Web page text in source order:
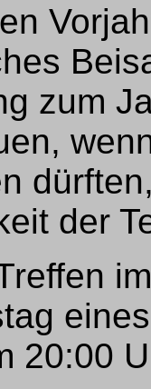
zum
der
20:00